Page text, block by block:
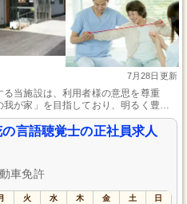
7月28日更新
る当施設は、利用者様の意思を尊重
が家」を目指しており、明るく豊か
力しています。ゆとりのある勤務体
も安心のサポート体制が整っていま
、あなたと共に笑顔あふれる施設づ
言語聴覚士の正社員求人
車免許
火 水 木 金 土 日